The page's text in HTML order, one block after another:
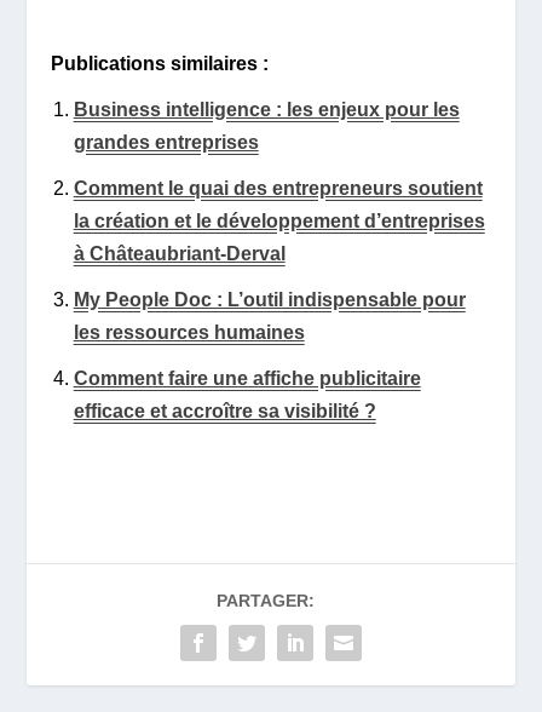
Publications similaires :
Business intelligence : les enjeux pour les
grandes entreprises
Comment le quai des entrepreneurs soutient
la création et le développement d’entreprises
à Châteaubriant-Derval
My People Doc : L’outil indispensable pour
les ressources humaines
Comment faire une affiche publicitaire
efficace et accroître sa visibilité ?
PARTAGER: